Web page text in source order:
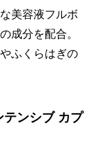
美容液フルボ
成分を配合。
ふくらはぎの
ンシブ カプ